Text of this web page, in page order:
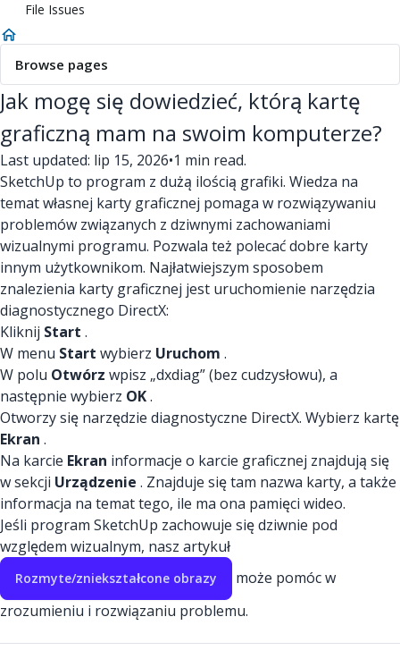
File Issues
Browse pages
Jak mogę się dowiedzieć, którą kartę
graficzną mam na swoim komputerze?
Last updated: lip 15, 2026•1 min read.
SketchUp to program z dużą ilością grafiki. Wiedza na
temat własnej karty graficznej pomaga w rozwiązywaniu
problemów związanych z dziwnymi zachowaniami
wizualnymi programu. Pozwala też polecać dobre karty
innym użytkownikom. Najłatwiejszym sposobem
znalezienia karty graficznej jest uruchomienie narzędzia
diagnostycznego DirectX:
Kliknij Start .
W menu Start wybierz Uruchom .
W polu Otwórz wpisz „dxdiag” (bez cudzysłowu), a
następnie wybierz OK.
Otworzy się narzędzie diagnostyczne DirectX. Wybierz kartę
Ekran .
Na karcie Ekran informacje o karcie graficznej znajdują się
w sekcji Urządzenie . Znajduje się tam nazwa karty, a także
informacja na temat tego, ile ma ona pamięci wideo.
Jeśli program SketchUp zachowuje się dziwnie pod
względem wizualnym, nasz artykuł
Rozmyte/zniekształcone obrazy
może pomóc w
zrozumieniu i rozwiązaniu problemu.